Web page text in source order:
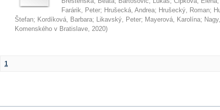
Farárik, Peter; Hrušecká, Andrea; Hrušecký, Roman;
Štefan; Kordíková, Barbara; Likavský, Peter; Mayerová, Karolína;
Komenského v Bratislave, 2020)
1